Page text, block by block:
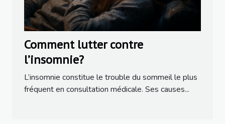
Comment lutter contre
l’insomnie?
L’insomnie constitue le trouble du sommeil le plus
fréquent en consultation médicale. Ses causes...